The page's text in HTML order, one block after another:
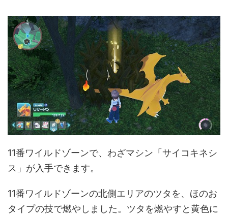
11番ワイルドゾーンで、わざマシン「サイコキネシ
ス」が入手できます。
11番ワイルドゾーンの北側エリアのツタを、ほのお
タイプの技で燃やしました。ツタを燃やすと黄色に